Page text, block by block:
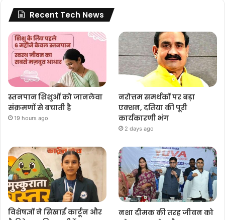
Recent Tech News
स्तनपान शिशुओं को जानलेवा
संक्रमणों से बचाती है
19 hours ago
नरोत्तम समर्थकों पर बड़ा
एक्शन, दतिया की पूरी
कार्यकारणी भंग
2 days ago
विशेषज्ञों ने सिखाईं कार्टून और
नशा दीमक की तरह जीवन को